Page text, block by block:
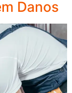
Danos